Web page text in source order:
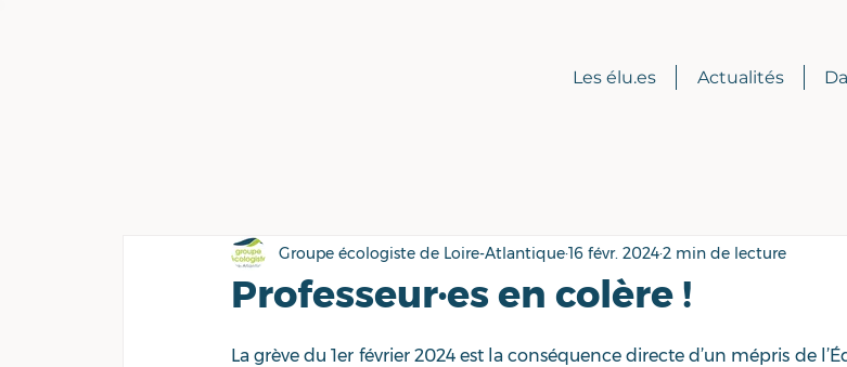
Les élu.es Actualités
Professeur·es en colère !
Groupe écologiste de Loire-Atlantique16 févr. 20242 min de lecture
La grève du 1er février 2024 est la conséquence directe d’un mépris de